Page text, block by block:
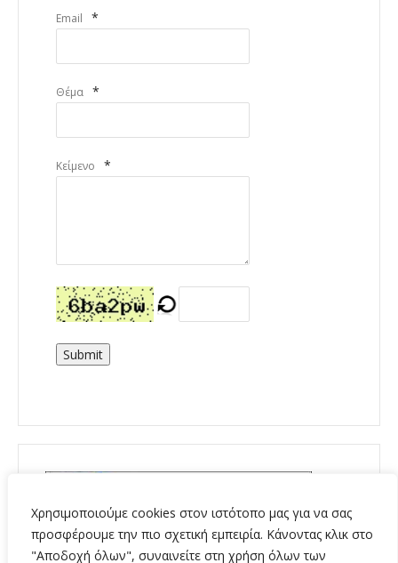
Χρησιμοποιούμε cookies στον ιστότοπο μας για να σας
προσφέρουμε την πιο σχετική εμπειρία. Κάνοντας κλικ στο
"Αποδοχή όλων", συναινείτε στη χρήση όλων των
Email *
Θέμα *
Κείμενο *
Submit